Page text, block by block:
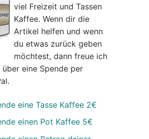
viel Freizeit und Tassen
Kaffee. Wenn dir die
Artikel helfen und wenn
du etwas zurück geben
möchtest, dann freue ich
über eine Spende per
eine Tasse Kaffee 2€
einen Pot Kaffee 5€